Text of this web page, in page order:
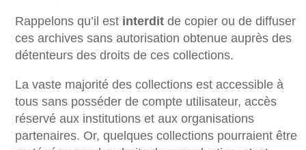
Rappelons qu’il est interdit de copier ou de diffuser
ces archives sans autorisation obtenue auprès des
détenteurs des droits de ces collections.
La vaste majorité des collections est accessible à
tous sans posséder de compte utilisateur, accès
réservé aux institutions et aux organisations
partenaires. Or, quelques collections pourraient être